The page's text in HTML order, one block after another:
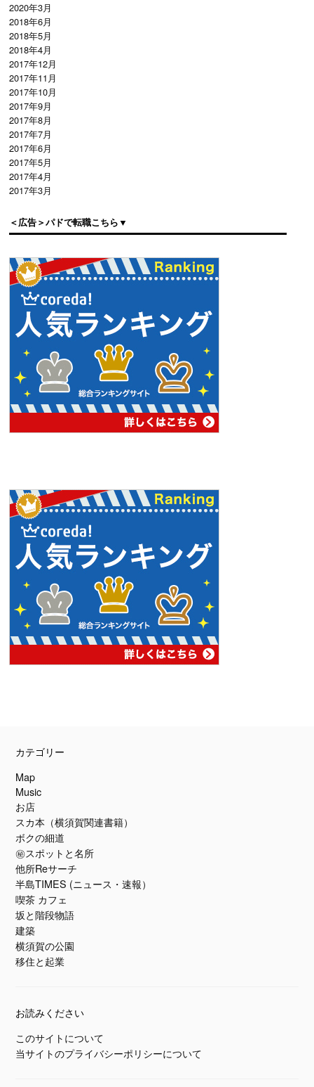
2020年3月
2018年6月
2018年5月
2018年4月
2017年12月
2017年11月
2017年10月
2017年9月
2017年8月
2017年7月
2017年6月
2017年5月
2017年4月
2017年3月
＜広告＞パドで転職こちら▼
カテゴリー
Map
Music
お店
スカ本（横須賀関連書籍）
ボクの細道
㊙スポットと名所
他所Reサーチ
半島TIMES (ニュース・速報）
喫茶 カフェ
坂と階段物語
建築
横須賀の公園
移住と起業
お読みください
このサイトについて
当サイトのプライバシーポリシーについて